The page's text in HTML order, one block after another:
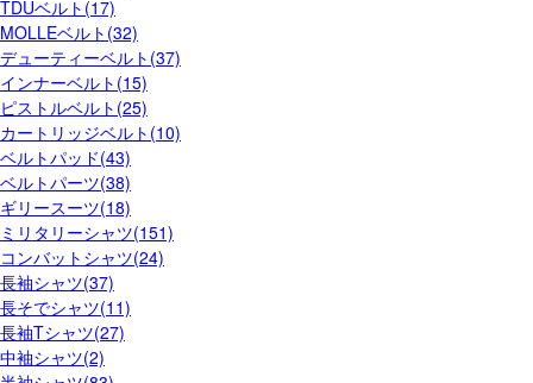
TDUベルト(17)
MOLLEベルト(32)
デューティーベルト(37)
インナーベルト(15)
ピストルベルト(25)
カートリッジベルト(10)
ベルトパッド(43)
ベルトパーツ(38)
ギリースーツ(18)
ミリタリーシャツ(151)
コンバットシャツ(24)
長袖シャツ(37)
長そでシャツ(11)
長袖Tシャツ(27)
中袖シャツ(2)